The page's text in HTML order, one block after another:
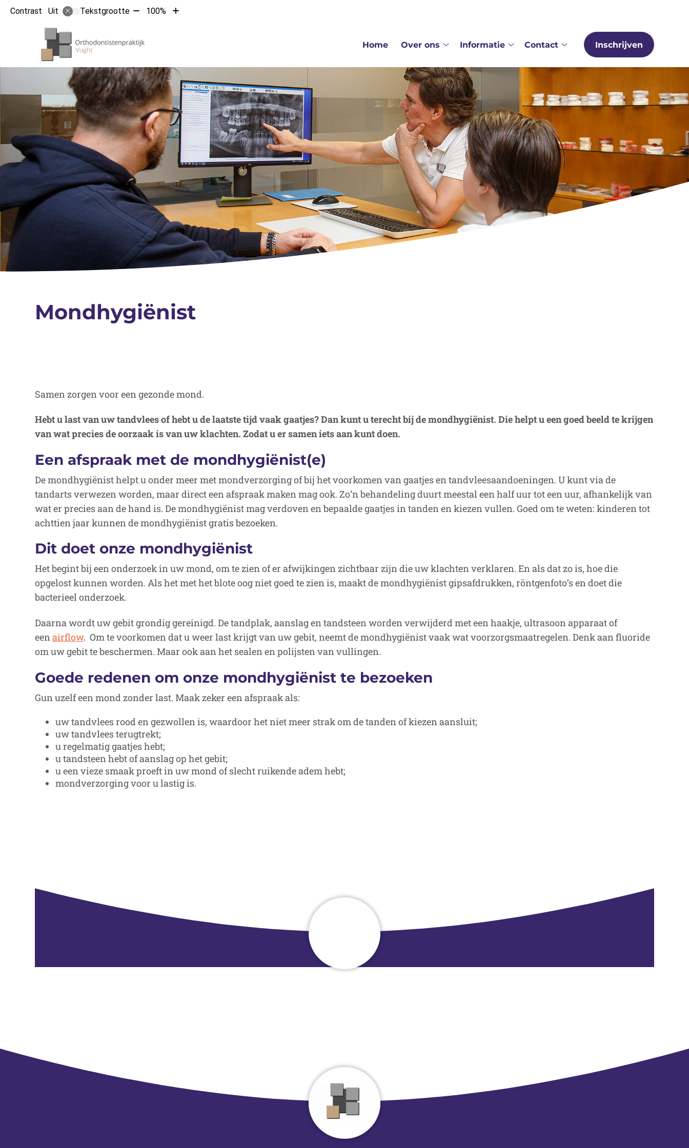
Contrast Uit Tekstgrootte Tekst
10%
100%
Tekst
Home
Over ons
submenu
Informatie
Contact
Contact
Inschrijven
Mondhygiënist
Samen zorgen voor een gezonde mond.
Hebt u last van uw tandvlees of hebt u de laatste tijd vaak gaatjes? Dan kunt u terecht bij de mondhygiënist. Die helpt u een goed beeld te krijgen
van wat precies de oorzaak is van uw klachten. Zodat u er samen iets aan kunt doen.
Een afspraak met de mondhygiënist(e)
De mondhygiënist helpt u onder meer met mondverzorging of bij het voorkomen van gaatjes en tandvleesaandoeningen. U kunt via de
tandarts verwezen worden, maar direct een afspraak maken mag ook. Zo’n behandeling duurt meestal een half uur tot een uur, afhankelijk van
wat er precies aan de hand is. De mondhygiënist mag verdoven en bepaalde gaatjes in tanden en kiezen vullen. Goed om te weten: kinderen tot
achttien jaar kunnen de mondhygiënist gratis bezoeken.
Dit doet onze mondhygiënist
Het begint bij een onderzoek in uw mond, om te zien of er afwijkingen zichtbaar zijn die uw klachten verklaren. En als dat zo is, hoe die
opgelost kunnen worden. Als het met het blote oog niet goed te zien is, maakt de mondhygiënist gipsafdrukken, röntgenfoto’s en doet die
bacterieel onderzoek.
Daarna wordt uw gebit grondig gereinigd. De tandplak, aanslag en tandsteen worden verwijderd met een haakje, ultrasoon apparaat of
eenairflow. Om te voorkomen dat u weer last krijgt van uw gebit, neemt de mondhygiënist vaak wat voorzorgsmaatregelen. Denk aan fluoride
om uw gebit te beschermen. Maar ook aan het sealen en polijsten van vullingen.
Goede redenen om onze mondhygiënist te bezoeken
Gun uzelf een mond zonder last. Maak zeker een afspraak als:
uw tandvlees rood en gezwollen is, waardoor het niet meer strak om de tanden of kiezen aansluit;
uw tandvlees terugtrekt;
u regelmatig gaatjes hebt;
u tandsteen hebt of aanslag op het gebit;
u een vieze smaak proeft in uw mond of slecht ruikende adem hebt;
mondverzorging voor u lastig is.